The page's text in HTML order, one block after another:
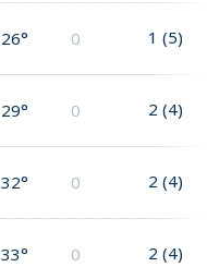
26° 0 1 (5)
29° 0 2 (4)
32° 0 2 (4)
33° 0 2 (4)